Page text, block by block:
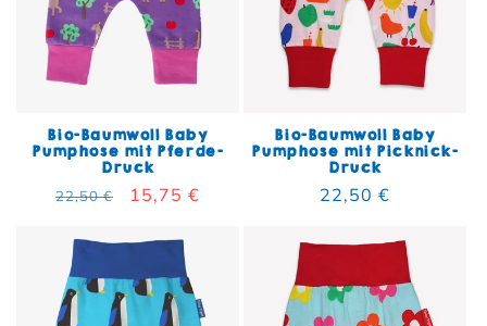
Bio-Baumwoll Baby
Pumphose mit Pferde-
Druck
Normaler Preis
22,50 € Verkaufspreis
15,75 €
Bio-Baumwoll Baby
Pumphose mit Picknick-
Druck
Normaler Preis
22,50 €